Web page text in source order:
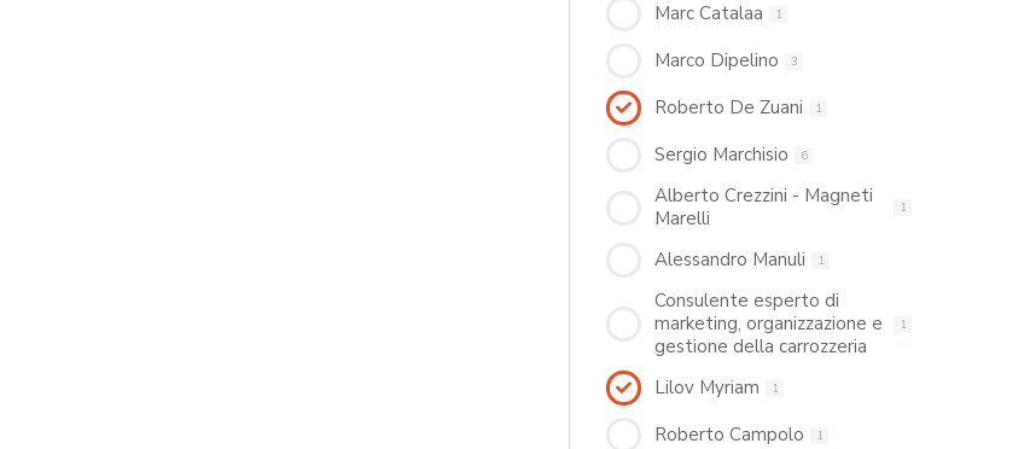
Marc Catalaa 1
Marco Dipelino 3
Roberto De Zuani 1
Sergio Marchisio 6
Alberto Crezzini - Magneti
Marelli
1
Alessandro Manuli 1
Consulente esperto di
marketing, organizzazione e
gestione della carrozzeria
1
Lilov Myriam 1
Roberto Campolo 1